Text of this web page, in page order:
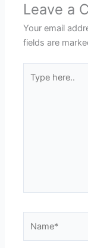
Leave a
Your email
fields are
here..